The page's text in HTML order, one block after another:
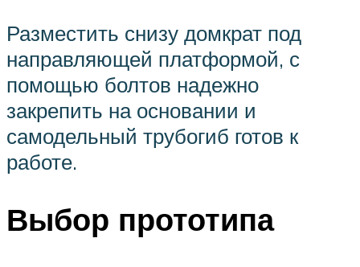
Разместить снизу домкрат под
направляющей платформой, с
помощью болтов надежно
закрепить на основании и
самодельный трубогиб готов к
работе.
Выбор прототипа